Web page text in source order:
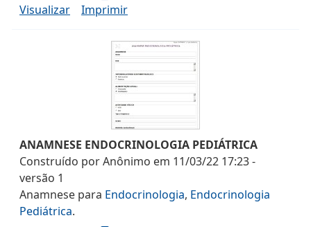
Visualizar Imprimir
ANAMNESE ENDOCRINOLOGIA PEDIÁTRICA
Construído porAnônimo em 11/03/22 17:23-
versão 1
Anamnese para Endocrinologia, Endocrinologia
Pediátrica.